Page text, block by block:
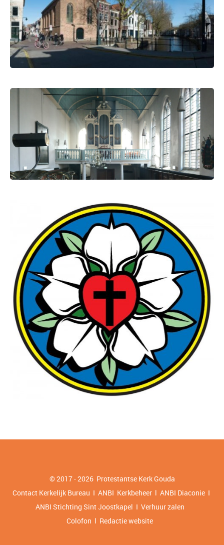
© 2017 - 2026 Protestantse KerkGouda
Contact Kerkelijk Bureau I ANBI Kerkbeheer l ANBI Diaconie I
ANBI Stichting Sint Joostkapel I Verhuur zalen
Colofon l Redactie website